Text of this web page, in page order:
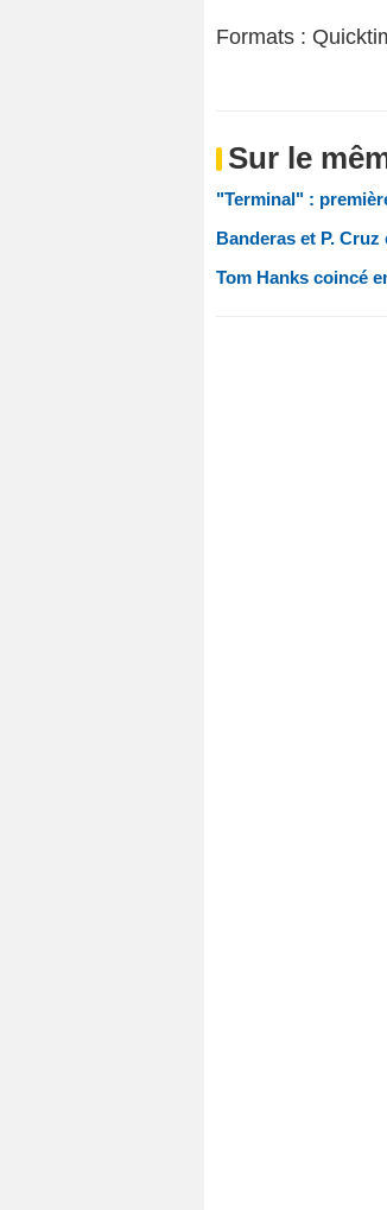
Formats :
Sur le
"Terminal" :
Banderas et P.
Tom Hanks coincé